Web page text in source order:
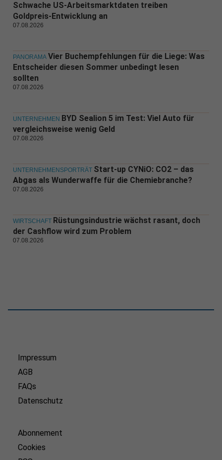
Schwache US-Arbeitsmarktdaten treiben
Goldpreis-Entwicklung an
07.08.2026
PANORAMA Vier Buchempfehlungen für die Liege: Was
Entscheider diesen Sommer unbedingt lesen
sollten
07.08.2026
UNTERNEHMEN BYD Sealion 5 im Test: Viel Auto für
vergleichsweise wenig Geld
07.08.2026
UNTERNEHMENSPORTRÄT Start-up CYNiO: CO2 – das
Abgas als Wunderwaffe für die Chemiebranche?
07.08.2026
WIRTSCHAFT Rüstungsindustrie wächst rasant, doch
der Cashflow wird zum Problem
07.08.2026
Impressum
AGB
FAQs
Datenschutz
Abonnement
Cookies